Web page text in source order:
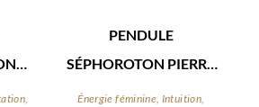
PENDULE
SÉPHOROTON PIERRE
DE LUNE
Énergie féminine, Intuition,